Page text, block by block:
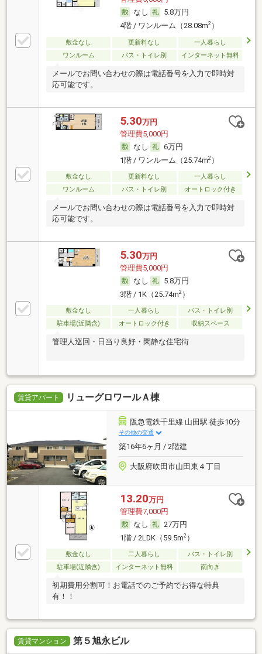
なし
5.8万円
4階 / ワンルーム（28.08m2）
敷金なし 更新料なし
一人暮らし
ワンルーム
バス・トイレ別 インターネット無料
メールでお問い合わせの際は電話番号を入力で即時対
応可能です。
5.30万円
管理費5,000円
なし
6万円
1階 / ワンルーム（25.74m2）
敷金なし 更新料なし
一人暮らし
ワンルーム
バス・トイレ別 オートロック付き
メールでお問い合わせの際は電話番号を入力で即時対
応可能です。
5.30万円
管理費5,000円
なし
5.8万円
3階 / 1K（25.74m2）
敷金なし 一人暮らし
バス・トイレ別
駐車場(近隣含)
オートロック付き 収納スペース
管理人巡回・日当り良好・閑静な住宅街
賃貸アパート リューグロワールＡ棟
阪急電鉄千里線 山田駅 徒歩10分
その他の交通
築16年6ヶ月 / 2階建
大阪府吹田市山田東４丁目
13.20万円
管理費7,000円
なし
27万円
1階 / 2LDK（59.5m2）
敷金なし 二人暮らし
バス・トイレ別
駐車場(近隣含)
インターネット無料 南向き
初期費用分割可！お電話でのご予約でお得な特典
有！！
賃貸マンション 第５旭永ビル